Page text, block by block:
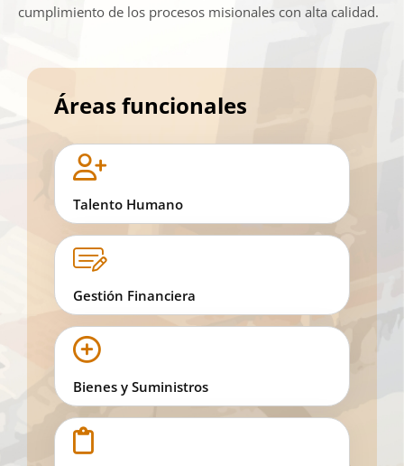
cumplimiento de los procesos misionales con alta calidad.
Áreas funcionales
Talento Humano
Gestión Financiera
Bienes y Suministros